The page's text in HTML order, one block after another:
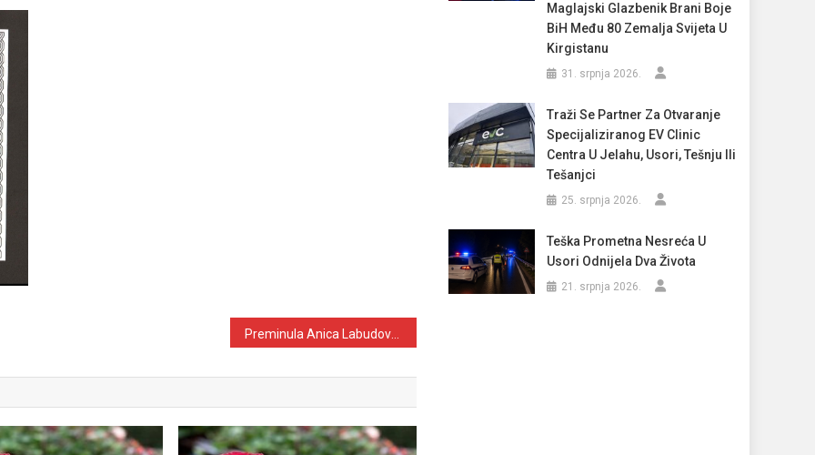
Maglajski Glazbenik Brani Boje
BiH Među 80 Zemalja Svijeta U
Kirgistanu
31. srpnja 2026.
Traži Se Partner Za Otvaranje
Specijaliziranog EV Clinic
Centra U Jelahu, Usori, Tešnju Ili
Tešanjci
25. srpnja 2026.
Teška Prometna Nesreća U
Usori Odnijela Dva Života
21. srpnja 2026.